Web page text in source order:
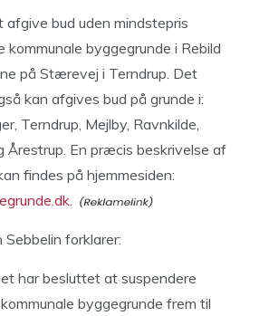
afgive bud uden mindstepris
byggegrunde i Rebild
på Stærevej i Terndrup. Det
kan afgives bud på grunde i:
Terndrup, Mejlby, Ravnkilde,
Årestrup. En præcis beskrivelse af
findes på hjemmesiden:
forklarer:
har besluttet at suspendere
byggegrunde frem til